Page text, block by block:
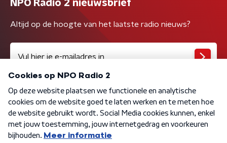
NPO Radio 2 nieuwsbrief
Altijd op de hoogte van het laatste radio nieuws?
Algemene voorwaarden